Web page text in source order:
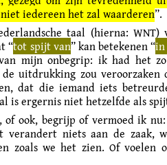
iedereen het zal waarderen”.
taal (hierna:
“tot spijt van” kan betekenen “in
mijn onbegrip: ik had het zo
de uitdrukking zou veroorzaken
dat die iemand iets
is ergernis niet hetzelfde als
ook, begrijp of vermoed ik nu:
niets aan de zaak,
zoals we het zien. Of voelen